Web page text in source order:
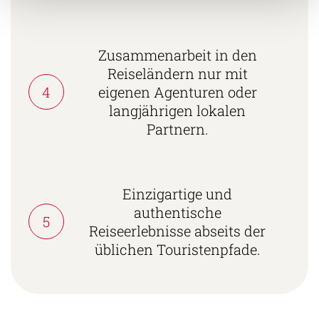
4
Zusammenarbeit in den
Reiseländern nur mit
eigenen Agenturen oder
langjährigen lokalen
Partnern.
5
Einzigartige und
authentische
Reiseerlebnisse abseits der
üblichen Touristenpfade.